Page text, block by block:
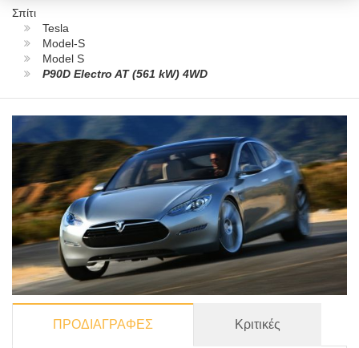
Σπίτι
Tesla
Model-S
Model S
P90D Electro AT (561 kW) 4WD
ΠΡΟΔΙΑΓΡΑΦΕΣ Κριτικές